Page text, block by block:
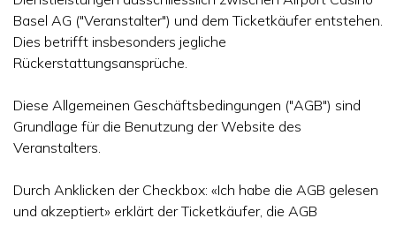
Basel AG ("Veranstalter") und dem Ticketkäufer entstehen.
Dies betrifft insbesonders jegliche
Rückerstattungsansprüche.
Diese Allgemeinen Geschäftsbedingungen ("AGB") sind
Grundlage für die Benutzung der Website des
Veranstalters.
Durch Anklicken der Checkbox: «Ich habe die AGB gelesen
und akzeptiert» erklärt der Ticketkäufer, die AGB